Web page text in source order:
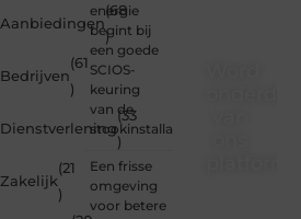
Aanbiedingen
(68
)
Bedrijven
(61
)
Dienstverlening
(33
)
Zakelijk
(21
)
energie
begint bij
een goede
SCIOS-
keuring
van de
stookinstallatie
Een frisse
omgeving
voor betere